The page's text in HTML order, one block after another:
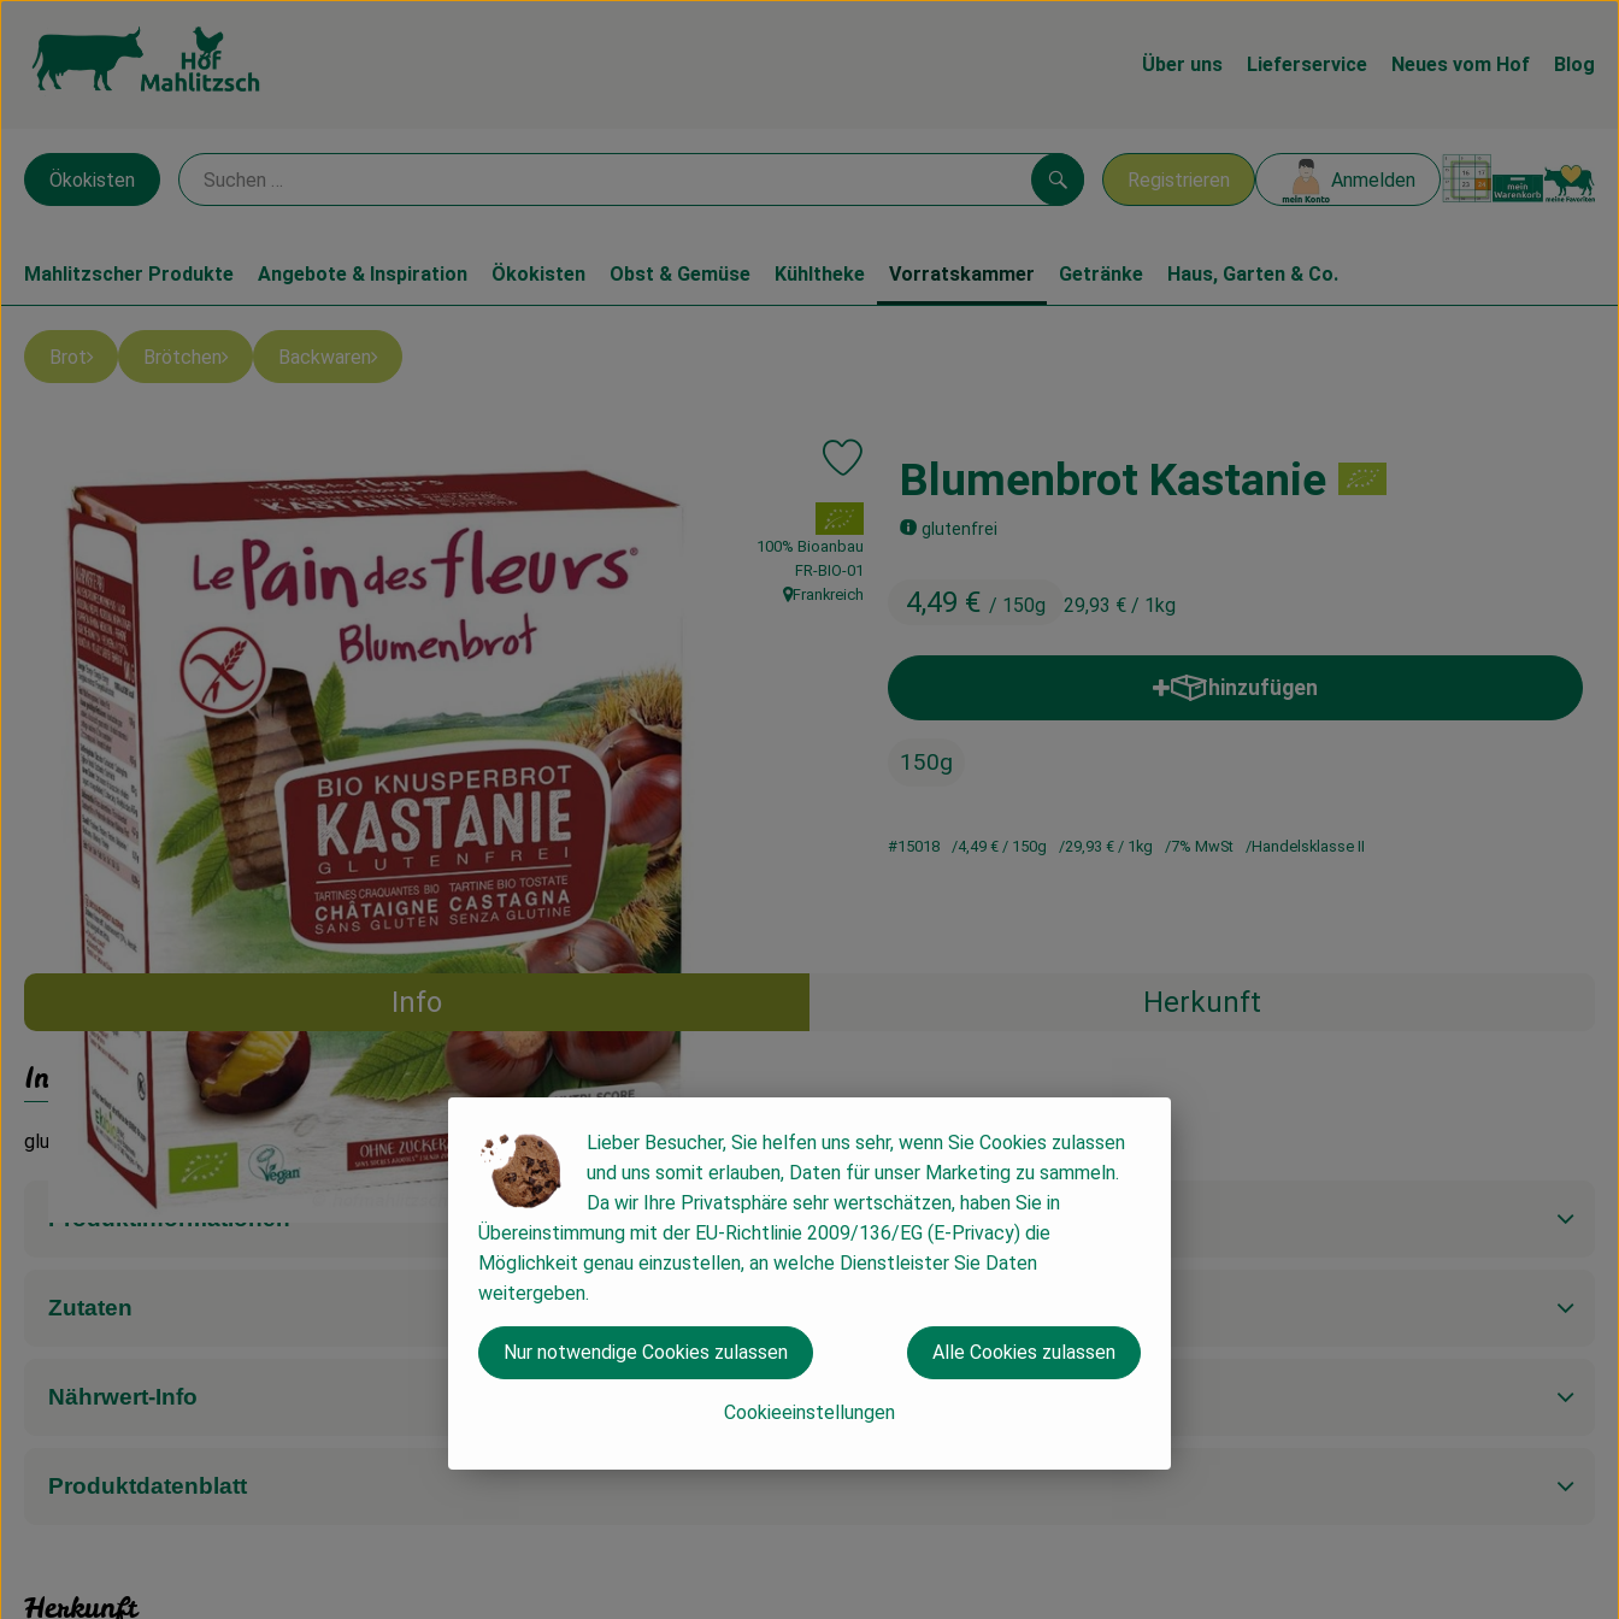
Über uns Lieferservice Neues vom Hof Blog
Registrieren Anmelden
Suchen
Ökokisten
Mahlitzscher Produkte Angebote & Inspiration Ökokisten Obst & Gemüse Kühltheke Vorratskammer Getränke Haus, Garten & Co.
Brot Brötchen Backwaren
Blumenbrot Kastanie
glutenfrei
4,49 € / 150g 29,93 € / 1kg
Produkt zu Favouriten hinzufügen
, Verband:
100% Bioanbau
, Kontrollstelle:
FR-BIO-01
, Herkunft:
Frankreich
hinzufügen
Produkt zum Warenkorb hinzufügen
150g
#15018 4,49 € / 150g 29,93 € / 1kg 7% MwSt Handelsklasse II
Info Herkunft
Info
glutenfrei
Produktinformationen
Zutaten
Nährwert-Info
Produktdatenblatt
Herkunft
Lieber Besucher, Sie helfen uns sehr, wenn Sie Cookies zulassen
und uns somit erlauben, Daten für unser Marketing zu sammeln.
Da wir Ihre Privatsphäre sehr wertschätzen, haben Sie in
Übereinstimmung mit der EU-Richtlinie 2009/136/EG (E-Privacy) die
Möglichkeit genau einzustellen, an welche Dienstleister Sie Daten
weitergeben.
Cookieeinstellungen
Nur notwendige Cookies zulassen Alle Cookies zulassen